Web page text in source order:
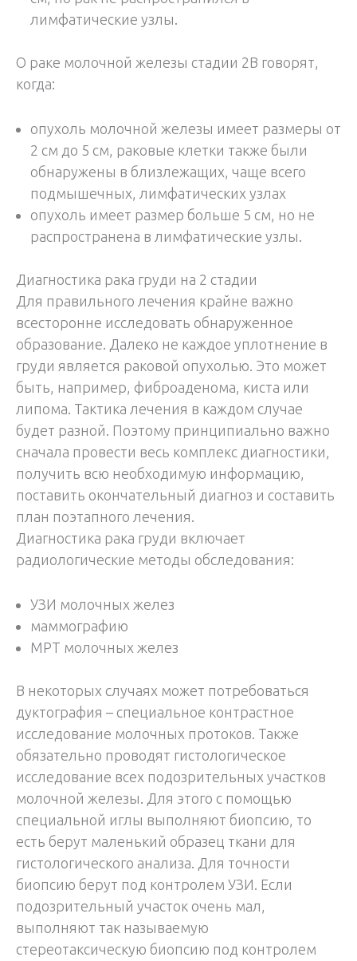
лимфатические узлы.
О раке молочной железы стадии 2В говорят,
когда:
опухоль молочной железы имеет размеры от
2 см до 5 см, раковые клетки также были
обнаружены в близлежащих, чаще всего
подмышечных, лимфатических узлах
опухоль имеет размер больше 5 см, но не
распространена в лимфатические узлы.
Диагностика рака груди на 2 стадии
Для правильного лечения крайне важно
всесторонне исследовать обнаруженное
образование. Далеко не каждое уплотнение в
груди является раковой опухолью. Это может
быть, например, фиброаденома, киста или
липома. Тактика лечения в каждом случае
будет разной. Поэтому принципиально важно
сначала провести весь комплекс диагностики,
получить всю необходимую информацию,
поставить окончательный диагноз и составить
план поэтапного лечения.
Диагностика рака груди включает
радиологические методы обследования:
УЗИ молочных желез
маммографию
МРТ молочных желез
В некоторых случаях может потребоваться
дуктография – специальное контрастное
исследование молочных протоков. Также
обязательно проводят гистологическое
исследование всех подозрительных участков
молочной железы. Для этого с помощью
специальной иглы выполняют биопсию, то
есть берут маленький образец ткани для
гистологического анализа. Для точности
биопсию берут под контролем УЗИ. Если
подозрительный участок очень мал,
выполняют так называемую
стереотаксическую биопсию под контролем